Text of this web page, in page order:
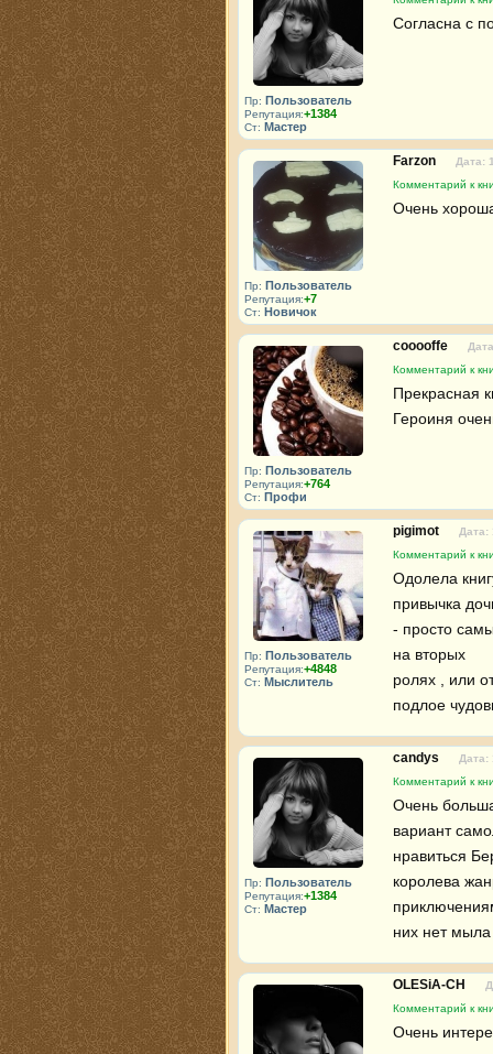
Пр: Пользователь
Репутация:+1384
Ст: Мастер
Согласна с
Пр: Пользователь
Репутация:+7
Ст: Новичок
Farzon
Дата:
Комментарий к
Очень
Пр: Пользователь
Репутация:+764
Ст: Профи
cooooffe
Комментарий к
Прекрасная
Героиня
Пр: Пользователь
Репутация:+4848
Ст: Мыслитель
pigimot
Дата:
Комментарий к
Одолела
привычка
- просто
на вторых
ролях , или
подлое
Пр: Пользователь
Репутация:+1384
Ст: Мастер
candys
Дата:
Комментарий к
Очень
вариант
нравиться
королева
них нет
OLESiA-CH
Комментарий к
Очень